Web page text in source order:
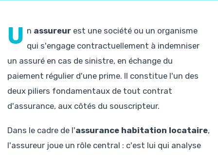
U n assureur est une société ou un organisme
qui s'engage contractuellement à indemniser
un assuré en cas de sinistre, en échange du
paiement régulier d'une prime. Il constitue l'un des
deux piliers fondamentaux de tout contrat
d'assurance, aux côtés du souscripteur.
Dans le cadre de l'assurance habitation locataire,
l'assureur joue un rôle central : c'est lui qui analyse